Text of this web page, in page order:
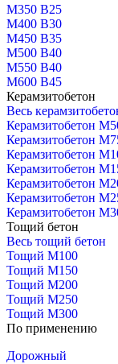
М350 В25
М400 В30
М450 В35
М500 В40
М550 В40
М600 В45
Керамзитобетон
Весь
Керамзитобетон
Керамзитобетон
Керамзитобетон
Керамзитобетон
Керамзитобетон
Керамзитобетон
Керамзитобетон
Тощий бетон
Весь тощий бетон
Тощий М100
Тощий М150
Тощий М200
Тощий М250
Тощий М300
По применению
Дорожный